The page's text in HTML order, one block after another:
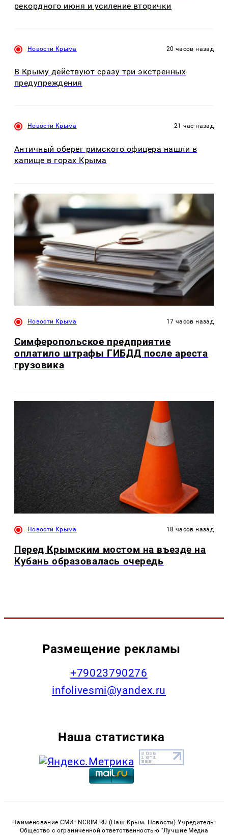
рекордного июня и усиление вторички
Новости Крыма 20 часов назад
В Крыму действуют сразу три экстренных
предупреждения
Новости Крыма 21 час назад
Античный оберег римского офицера нашли в
капище в горах Крыма
Новости Крыма 17 часов назад
Симферопольское предприятие
оплатило штрафы ГИБДД после ареста
грузовика
Новости Крыма 18 часов назад
Перед Крымским мостом на въезде на
Кубань образовалась очередь
Размещение рекламы
+79023790276
infolivesmi@yandex.ru
Наша статистика
Наименование СМИ: NCRIM.RU (Наш Крым. Новости) Учредитель:
Общество с ограниченной ответственностью "Лучшие Медиа